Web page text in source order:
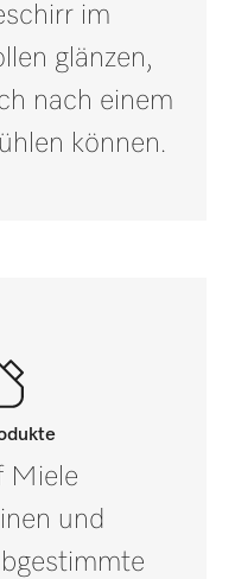
im
glänzen,
nach einem
können.
Miele
und